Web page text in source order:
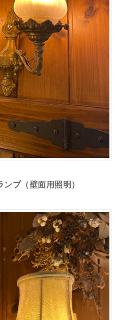
プ（壁面用照明）